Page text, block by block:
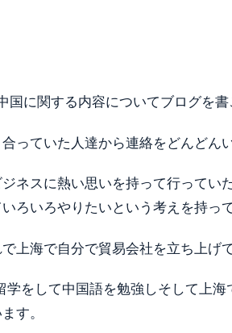
に関する内容についてブログを書
っていた人達から連絡をどんどん
ネスに熱い思いを持って行ってい
ろいろやりたいという考えを持っ
上海で自分で貿易会社を立ち上げ
をして中国語を勉強しそして上
す。